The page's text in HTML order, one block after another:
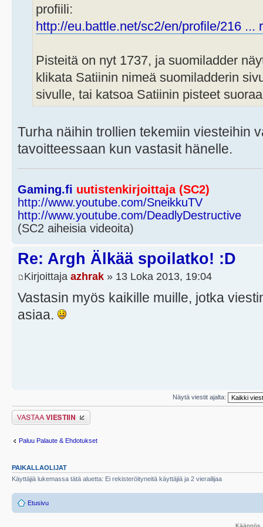
profiili:
http://eu.battle.net/sc2/en/profile/216 ...
Pisteitä on nyt 1737, ja suomiladder
klikata Satiinin nimeä suomiladderin
sivulle, tai katsoa Satiinin pisteet
Turha näihin trollien tekemiin viesteihin
tavoitteessaan kun vastasit hänelle.
Gaming.fi uutistenkirjoittaja (SC2)
http://www.youtube.com/SneikkuTV
http://www.youtube.com/DeadlyDestructive
(SC2 aiheisia videoita)
Re: Argh Älkää spoilatko! :D
Kirjoittaja azhrak » 13 Loka 2013, 19:04
Vastasin myös kaikille muille, jotka
asiaa.
Näytä viestit ajalta:
Lähetä vastaus
Paluu Palaute & Ehdotukset
PAIKALLAOLIJAT
Käyttäjiä lukemassa tätä aluetta: Ei rekisteröityneitä käyttäjiä ja 2 vierailijaa
Etusivu